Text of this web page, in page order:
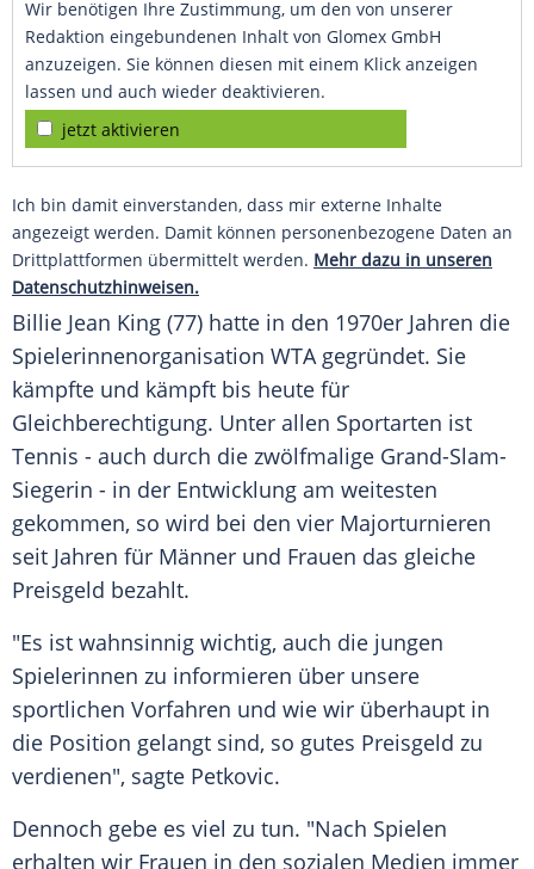
Wir benötigen Ihre Zustimmung, um den von unserer
Redaktion eingebundenen Inhalt von Glomex GmbH
anzuzeigen. Sie können diesen mit einem Klick anzeigen
lassen und auch wieder deaktivieren.
jetzt aktivieren
Ich bin damit einverstanden, dass mir externe Inhalte
angezeigt werden. Damit können personenbezogene Daten an
Drittplattformen übermittelt werden. Mehr dazu in unseren
Datenschutzhinweisen.
Billie Jean King (77) hatte in den 1970er Jahren die
Spielerinnenorganisation WTA gegründet. Sie
kämpfte und kämpft bis heute für
Gleichberechtigung. Unter allen Sportarten ist
Tennis - auch durch die zwölfmalige Grand-Slam-
Siegerin - in der Entwicklung am weitesten
gekommen, so wird bei den vier Majorturnieren
seit Jahren für Männer und Frauen das gleiche
Preisgeld bezahlt.
"Es ist wahnsinnig wichtig, auch die jungen
Spielerinnen zu informieren über unsere
sportlichen Vorfahren und wie wir überhaupt in
die Position gelangt sind, so gutes Preisgeld zu
verdienen", sagte Petkovic.
Dennoch gebe es viel zu tun. "Nach Spielen
erhalten wir Frauen in den sozialen Medien immer